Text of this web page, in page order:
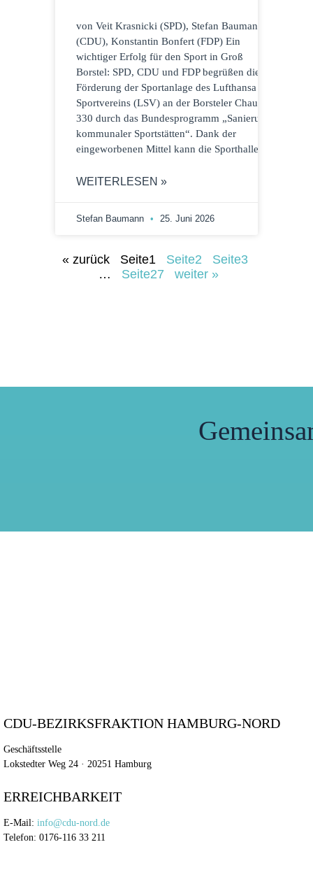
von Veit Krasnicki (SPD), Stefan Baumann
(CDU), Konstantin Bonfert (FDP) Ein
wichtiger Erfolg für den Sport in Groß
Borstel: SPD, CDU und FDP begrüßen die
Förderung der Sportanlage des Lufthansa
Sportvereins (LSV) an der Borsteler Chaussee
330 durch das Bundesprogramm „Sanierung
kommunaler Sportstätten“. Dank der
eingeworbenen Mittel kann die Sporthalle
WEITERLESEN »
Stefan Baumann 25. Juni 2026
« zurück Seite1 Seite2 Seite3
…
Seite27 weiter »
CDU-BEZIRKSFRAKTION HAMBURG-NORD
Geschäftsstelle
Lokstedter Weg 24 · 20251 Hamburg
ERREICHBARKEIT
E-Mail: info@cdu-nord.de
Telefon: 0176-116 33 211